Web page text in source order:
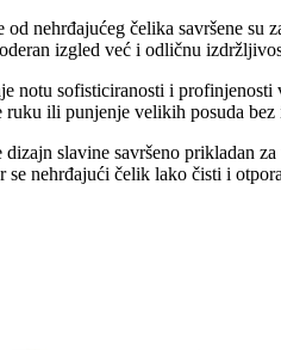
od nehrđajućeg čelika savršene
izgled već i odličnu
notu sofisticiranosti i
ruku ili punjenje velikih posuda
slavine savršeno prikladan
se nehrđajući čelik lako čisti i